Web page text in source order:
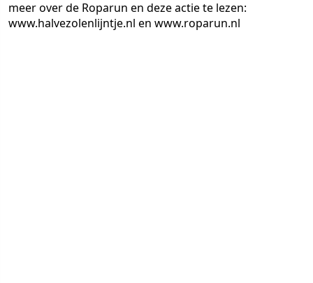
meer over de Roparun en deze actie te lezen:
www.halvezolenlijntje.nl en www.roparun.nl